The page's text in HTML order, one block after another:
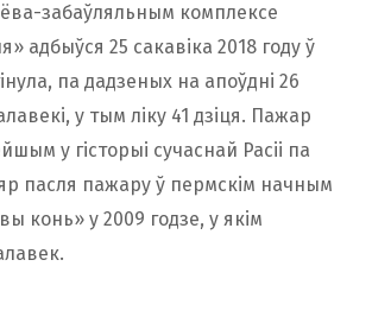
забаўляльным комплексе
адбыўся 25 сакавіка 2018 году ў
па дадзеных на апоўдні 26
у тым ліку 41 дзіця. Пажар
у гісторыі сучаснай Расіі па
пасля пажару ў пермскім начным
конь» у 2009 годзе, у якім